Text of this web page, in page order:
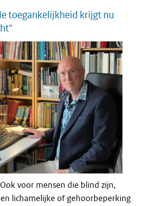
toegankelijkheid krijgt nu
Ook voor mensen die blind zijn,
lichamelijke of gehoorbeperking